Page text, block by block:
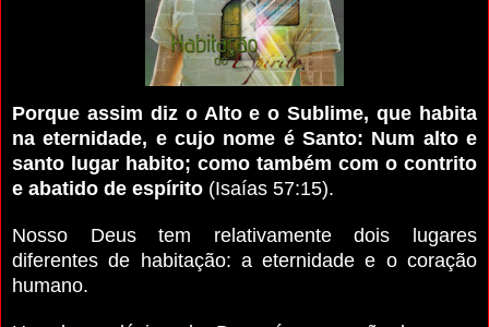
Porque assim diz o Alto e o Sublime, que habita
na eternidade, e cujo nome é Santo: Num alto e
santo lugar habito; como também com o contrito
e abatido de espírito (Isaías 57:15).
Nosso Deus tem relativamente dois lugares
diferentes de habitação: a eternidade e o coração
humano.